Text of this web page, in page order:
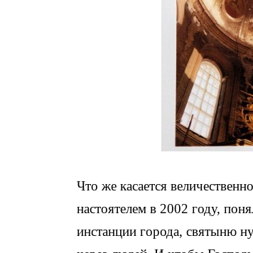
Что же касается
настоятелем в 2002 году,
инстанции города, святыню